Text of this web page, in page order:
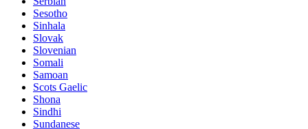
Sesotho
Sinhala
Slovak
Slovenian
Somali
Samoan
Scots Gaelic
Shona
Sindhi
Sundanese